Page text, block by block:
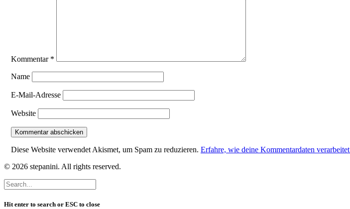
Kommentar *
Name
E-Mail-Adresse
Website
Diese Website verwendet Akismet, um Spam zu reduzieren. Erfahre, wie deine Kommentardaten
© 2026 stepanini. All rights reserved.
Hit enter to search or ESC to close